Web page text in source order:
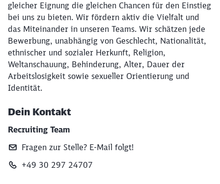
gleicher Eignung die gleichen Chancen für den Einstieg
bei uns zu bieten. Wir fördern aktiv die Vielfalt und
das Miteinander in unseren Teams. Wir schätzen jede
Bewerbung, unabhängig von Geschlecht, Nationalität,
ethnischer und sozialer Herkunft, Religion,
Weltanschauung, Behinderung, Alter, Dauer der
Arbeitslosigkeit sowie sexueller Orientierung und
Identität.
Dein Kontakt
Recruiting Team
Fragen zur Stelle? E‑Mail folgt!
+49 30 297 24707